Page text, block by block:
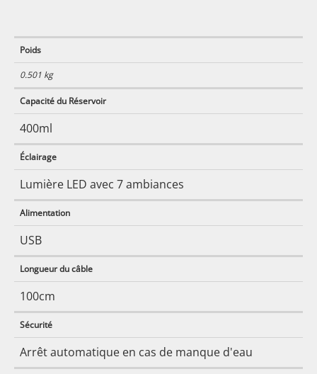
Poids
0.501 kg
Capacité du Réservoir
400ml
Éclairage
Lumière LED avec 7 ambiances
Alimentation
USB
Longueur du câble
100cm
Sécurité
Arrêt automatique en cas de manque d'eau